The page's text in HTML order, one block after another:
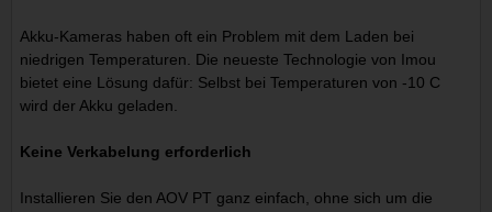
Akku-Kameras haben oft ein Problem mit dem Laden bei
niedrigen Temperaturen. Die neueste Technologie von Imou
bietet eine Lösung dafür: Selbst bei Temperaturen von -10 C
wird der Akku geladen.
Keine Verkabelung erforderlich
Installieren Sie den AOV PT ganz einfach, ohne sich um die